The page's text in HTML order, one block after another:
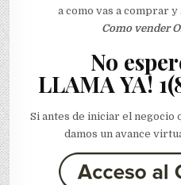
a como vas a comprar y
Como vender
​No
LLAMA YA!
Si antes de iniciar el negocio
damos un avance